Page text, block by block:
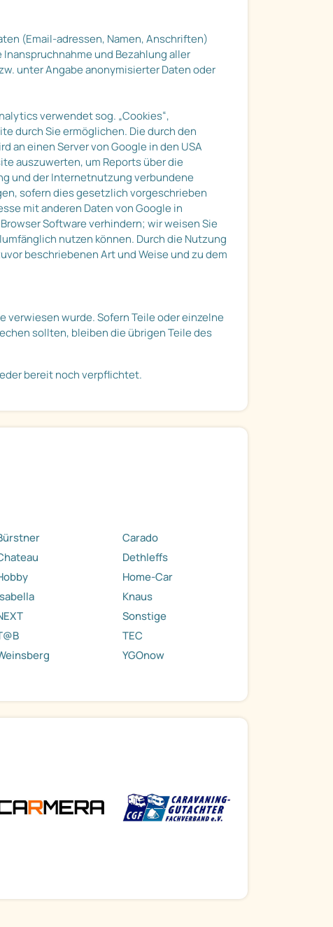
(Email-adressen, Namen, Anschriften)
und Bezahlung aller
unter Angabe anonymisierter Daten oder
verwendet sog. „Cookies“,
durch Sie ermöglichen. Die durch den
an einen Server von Google in den USA
auszuwerten, um Reports über die
und der Internetnutzung verbundene
sofern dies gesetzlich vorgeschrieben
mit anderen Daten von Google in
Software verhindern; wir weisen Sie
nutzen können. Durch die Nutzung
beschriebenen Art und Weise und zu dem
wurde. Sofern Teile oder einzelne
sollten, bleiben die übrigen Teile des
bereit noch verpflichtet.
Carado
Dethleffs
Home-Car
Knaus
Sonstige
TEC
YGOnow